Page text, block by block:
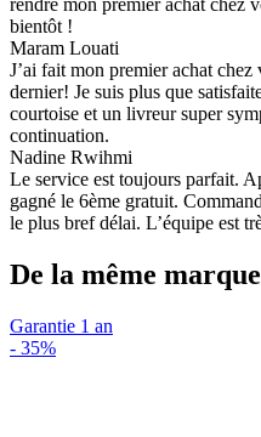
rendre mon premier achat chez
bientôt !
Maram Louati
J’ai fait mon premier achat chez
dernier! Je suis plus que
courtoise et un livreur super
continuation.
Nadine Rwihmi
Le service est toujours parfait.
gagné le 6ème gratuit.
le plus bref délai. L’équipe est
De la même marque
Garantie 1 an
- 35%